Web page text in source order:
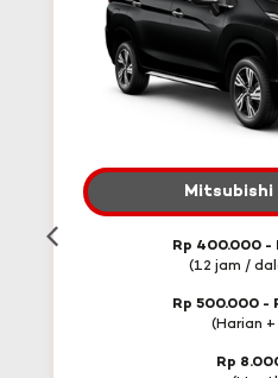
Mitsubishi
Rp 400.000 -
(12 jam /
Rp 500.000 -
(Harian +
Rp